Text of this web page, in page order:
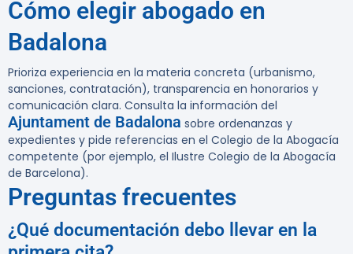
Cómo elegir abogado en
Badalona
Prioriza experiencia en la materia concreta (urbanismo,
sanciones, contratación), transparencia en honorarios y
comunicación clara. Consulta la información del
Ajuntament de Badalona sobre ordenanzas y
expedientes y pide referencias en el Colegio de la Abogacía
competente (por ejemplo, el Ilustre Colegio de la Abogacía
de Barcelona).
Preguntas frecuentes
¿Qué documentación debo llevar en la